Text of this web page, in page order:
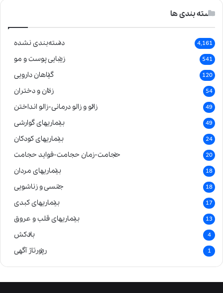
دسته بندی ها
دسته‌بندی نشده 4,161
زیبایی پوست و مو 541
گیاهان دارویی 120
زنان و دختران 54
زالو و زالو درمانی-زالو انداختن 49
بیماریهای گوارشی 49
بیماریهای کودکان 24
حجامت-زمان حجامت-فواید حجامت 20
بیماریهای مردان 18
جنسی و زناشویی 18
بیماریهای کبدی 17
بیماریهای قلب و عروق 13
بادکش 4
رپورتاژ آگهی 1